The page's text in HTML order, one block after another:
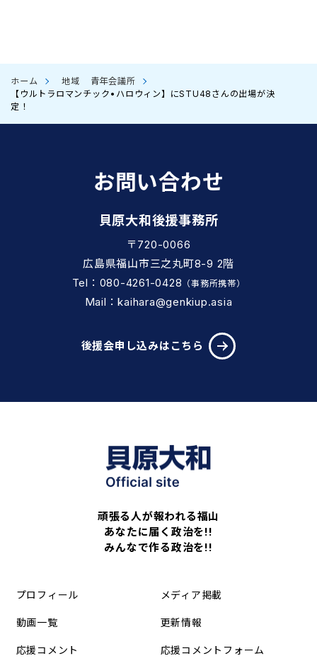
ホーム 地域
青年会議所
【ウルトラロマンチック•ハロウィン】にSTU48さんの出場が決
定！
お問い合わせ
貝原大和後援事務所
〒720-0066
広島県福山市三之丸町8-9 2階
Tel：080-4261-0428 （事務所携帯）
Mail：kaihara@genkiup.asia
後援会申し込みはこちら
頑張る人が報われる福山
あなたに届く政治を!!
みんなで作る政治を!!
プロフィール メディア掲載
動画一覧 更新情報
応援コメント 応援コメントフォーム